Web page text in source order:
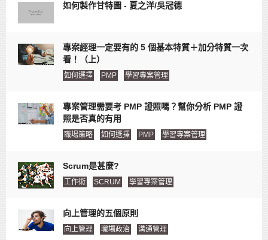
如何製作甘特圖 - 夏之洋/吳冠德
專案經理一定要有的 5 個基本特質＋加分特質一次
看！（上）
如何選擇 PMP 學習專案管理
專案管理需要考 PMP 證照嗎？幫你分析 PMP 證
照是否真的有用
職場策略 如何選擇 PMP 學習專案管理
Scrum是甚麼?
工作術 SCRUM 學習專案管理
向上管理的五個原則
向上管理 職場政治 溝通管理